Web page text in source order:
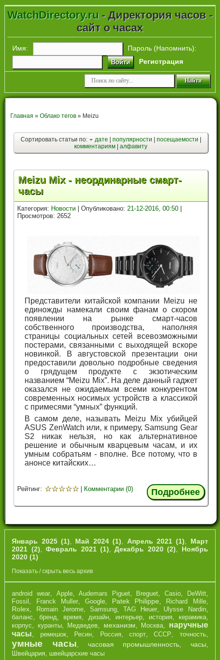
WatchDirectory.ru- Директория часов -
сайт о часах
Имя: Пароль (Напомнить):
Войти Регистрация
Главная » Облако тегов» Meizu
Сортировать статьи по: дате| популярности посещаемости
комментариям |алфавиту
Meizu Mix - неординарные смарт-
часы
Категория: Новости | Опубликовано:21-12-2016, 00:50
Просмотров: 2652
Представители китайской компании Meizu не
единожды намекали своим фанам о скором
появлении на рынке смарт-часов
собственного производства, наполняя
страницы социальных сетей всевозможными
постерами, связанными с выходящей вскоре
новинкой. В августовской презентации они
предоставили довольно подробные сведения
о грядущем продукте с экзотическим
названием “Meizu Mix”. На деле данный гаджет
оказался не ожидаемым всеми конкурентом
современных носимых устройств а классикой
с примесями “умных” функций.
В самом деле, называть Meizu Mix убийцей
ASUS ZenWatch или, к примеру, Samsung Gear
S2 никак нельзя, но как альтернативное
решение и обычным кварцевым часам, и их
умным собратьям - вполне. Все потому, что в
анонсе китайских…
Рейтинг: ☆☆☆☆☆ Комментарии (0) Подробнее
Январь 2025 (1) Май 2024 (1) Апрель 2021 (1)
Март
2021 (2) ,Февраль 2021 (1) ,Декабрь 2020 (2)
Ноябрь
2020 (1)
Показать / скрыть весь архив
android wear, Apple,Audemars Piguet, Breguet,Casio, DeWitt,
Fossil , Franck Muller, Google, Patek Philippe, Richard Mille,
Rolex, Romain Jerome, Samsung,TAG Heuer, Ulysse Nardin,
баланс,бренд, время, дизайн, интерьер, история, керамика,
корпус, куранты, Медведев, механизм, Москва, наручные
часы, ремешок, Ресин, Россия, спорт,СССР, точность,
умные часы, часовая промышленность, часы,
Швейцария, швейцарские часы